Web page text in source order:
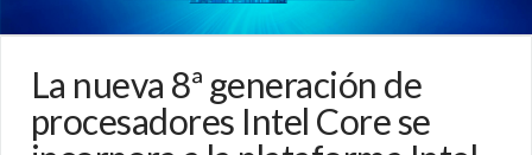
La nueva 8ª generación de
procesadores Intel Core se